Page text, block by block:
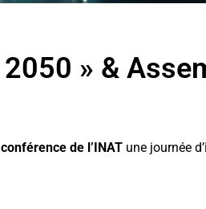
» &
de l’INAT une journée